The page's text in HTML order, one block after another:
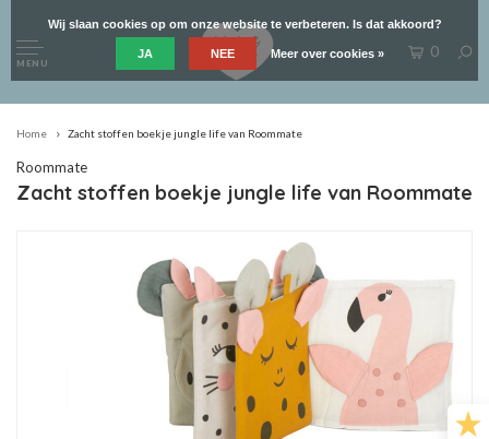
MENU
0
Home Zacht stoffen boekje jungle life van Roommate
Roommate
Zacht stoffen boekje jungle life van Roommate
Wij slaan cookies op om onze website te verbeteren. Is dat akkoord?
JA NEE Meer over cookies »